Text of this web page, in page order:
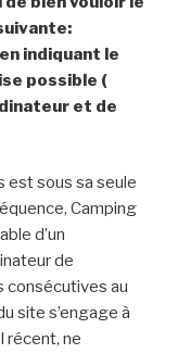
indiquant le
possible (
et de
est sous sa seule
Camping
d’un
de
consécutives au
site s’engage à
récent, ne